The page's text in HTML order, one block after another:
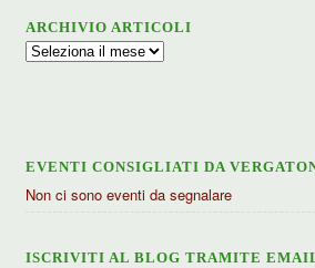
ARCHIVIO ARTICOLI
Archivio
EVENTI CONSIGLIATI DA
Non ci sono eventi da segnalare
ISCRIVITI AL BLOG TRAMITE